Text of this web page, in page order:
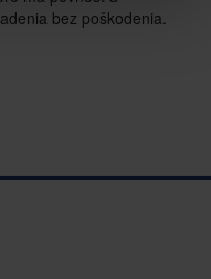
bez poškodenia.